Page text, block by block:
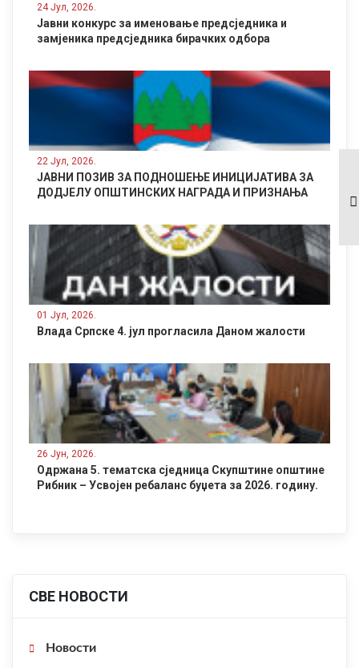
24 Јул, 2026.
Јавни конкурс за именовање предсједника и
замјеника предсједника бирачких одбора
22 Јул, 2026.
ЈАВНИ ПОЗИВ ЗА ПОДНОШЕЊЕ ИНИЦИЈАТИВА ЗА
ДОДЈЕЛУ ОПШТИНСКИХ НАГРАДА И ПРИЗНАЊА
01 Јул, 2026.
Влада Српске 4. јул прогласила Даном жалости
26 Јун, 2026.
Одржана 5. тематска сједница Скупштине општине
Рибник – Усвојен ребаланс буџета за 2026. годину.
СВЕ НОВОСТИ
Новости
Одржана 5. тематска
сједница Скупштине
општине Рибник –
буџета за 2026.
годину.